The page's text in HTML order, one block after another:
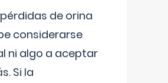
de orina
considerarse
ni algo a aceptar
Si la